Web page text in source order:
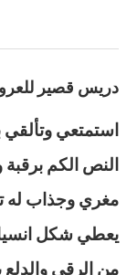
دريس قصير
استمتعي وتألقي
النص الكم
مغري وجذاب له
يعطي شكل
من الرقي